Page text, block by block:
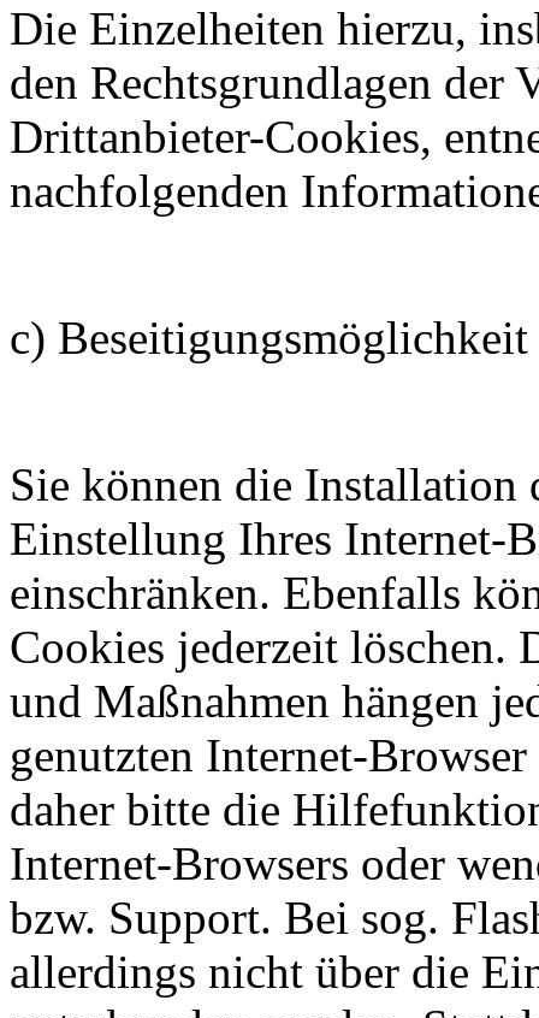
Die Einzelheiten hierzu,
den Rechtsgrundlagen der
Drittanbieter-Cookies,
nachfolgenden
c) Beseitigungsmöglichkeit
Sie können die Installation
Einstellung Ihres Internet-
einschränken. Ebenfalls
Cookies jederzeit löschen.
und Maßnahmen hängen
genutzten Internet-
daher bitte die
Internet-Browsers oder
bzw. Support. Bei sog.
allerdings nicht über die